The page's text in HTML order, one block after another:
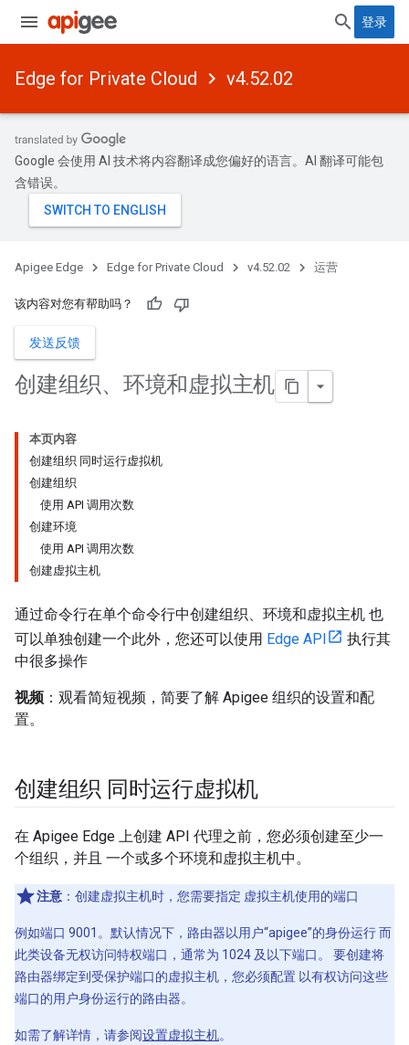
登录
Edge for Private Cloud v4.52.02
Google 会使用 AI 技术将内容翻译成您偏好的语言。AI 翻译可能包
含错误。
Apigee Edge Edge for Private Cloud v4.52.02 运营
该内容对您有帮助吗？
发送反馈
创建组织、环境和虚拟主机
本页内容
创建组织 同时运行虚拟机
创建组织
使用 API 调用次数
创建环境
使用 API 调用次数
创建虚拟主机
通过命令行在单个命令行中创建组织、环境和虚拟主机 也
可以单独创建一个此外，您还可以使用 Edge API
执行其
中很多操作
视频 ：观看简短视频，简要了解 Apigee 组织的设置和配
置。
创建组织 同时运行虚拟机
在 Apigee Edge 上创建 API 代理之前，您必须创建至少一
个组织，并且 一个或多个环境和虚拟主机中。
注意 ：创建虚拟主机时，您需要指定 虚拟主机使用的端口
例如端口 9001。默认情况下，路由器以用户“apigee”的身份运行 而
此类设备无权访问特权端口，通常为 1024 及以下端口。 要创建将
路由器绑定到受保护端口的虚拟主机，您必须配置 以有权访问这些
端口的用户身份运行的路由器。
如需了解详情，请参阅设置虚拟主机。